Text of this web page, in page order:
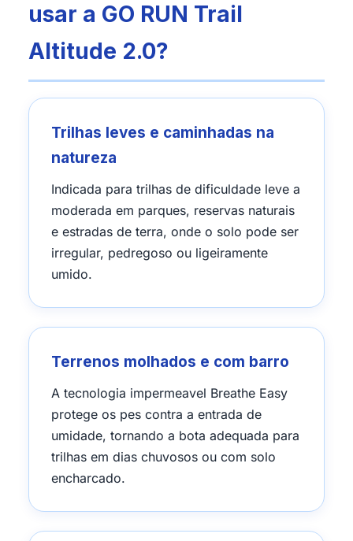
usar a GO RUN Trail
Altitude 2.0?
Trilhas leves e caminhadas na
natureza
Indicada para trilhas de dificuldade leve a
moderada em parques, reservas naturais
e estradas de terra, onde o solo pode ser
irregular, pedregoso ou ligeiramente
umido.
Terrenos molhados e com barro
A tecnologia impermeavel Breathe Easy
protege os pes contra a entrada de
umidade, tornando a bota adequada para
trilhas em dias chuvosos ou com solo
encharcado.